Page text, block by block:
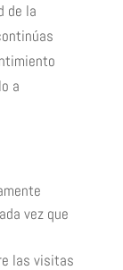
de la
a
vez que
las visitas